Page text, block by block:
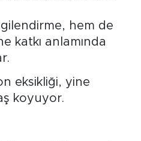
hem de
katkı anlamında
eksikliği, yine
koyuyor.